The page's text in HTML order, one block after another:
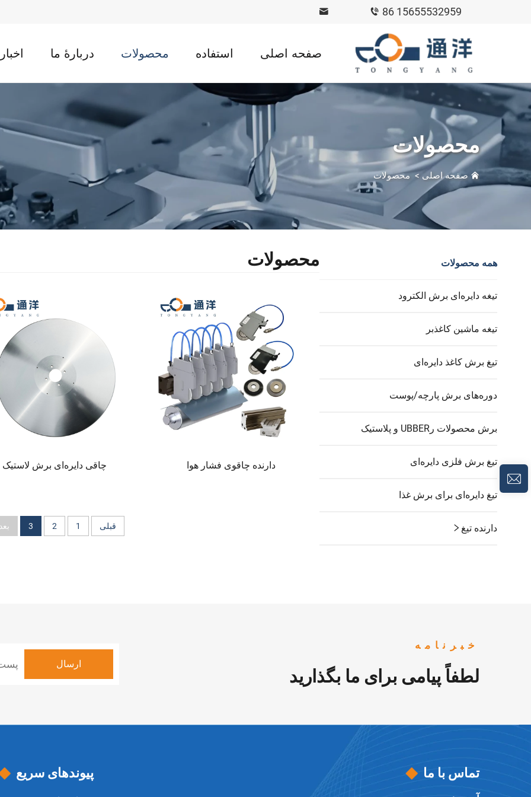
86 15655532959
صفحه اصلی استفاده محصولات دربارهٔ ما
محصولات
صفحه اصلی >محصولات
همه محصولات
تیغه دایره‌ای برش الکترود
تیغه ماشین کاغذبر
تیغ برش کاغذ دایره‌ای
دوره‌های برش پارچه/پوست
برش محصولات رUBBER و پلاستیک
تیغ برش فلزی دایره‌ای
تیغ دایره‌ای برای برش غذا
دارنده تیغ
محصولات
دارنده چاقوی فشار هوا چاقی دایره‌ای برش لاستیک
قبلی 1
2
3
خبرنامه
لطفاً پیامی برای ما بگذارید
تماس با ما پیوندهای سریع